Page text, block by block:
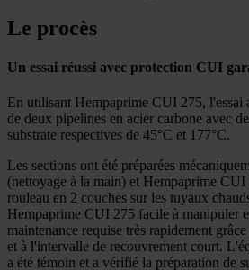
Le procès
Un essai réussi avec protection CUI
En utilisant Hempaprime CUI 275, l'essai
de deux pipelines en acier carbone avec
substrate respectives de 45°C et 177°C.
Les sections ont été préparées
(nettoyage à la main) et Hempaprime CUI
rouleau en 2 couches sur les tuyaux
Hempaprime CUI 275 facile à manipuler
maintenance requise très rapidement
et à l'intervalle de recouvrement court.
a été témoin et a vérifié la préparation de